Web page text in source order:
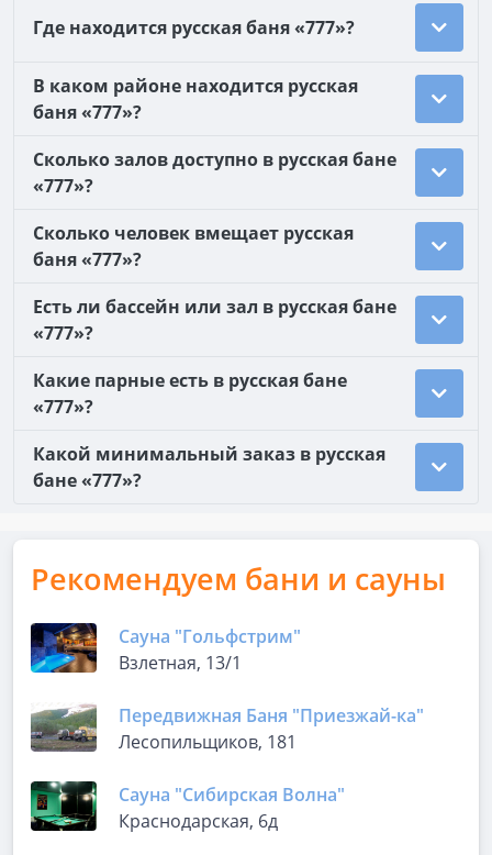
Где находится русская баня «777»?
В каком районе находится русская
баня «777»?
Сколько залов доступно в русская бане
«777»?
Сколько человек вмещает русская
баня «777»?
Есть ли бассейн или зал в русская бане
«777»?
Какие парные есть в русская бане
«777»?
Какой минимальный заказ в русская
бане «777»?
Рекомендуем бани и сауны
Сауна "Гольфстрим"
Взлетная, 13/1
Передвижная Баня "Приезжай-ка"
Лесопильщиков, 181
Сауна "Сибирская Волна"
Краснодарская, 6д